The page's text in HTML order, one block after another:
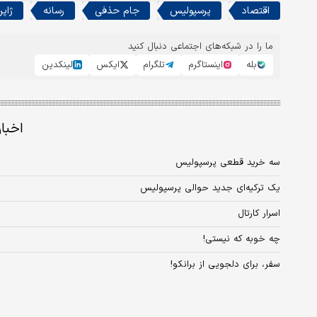
اقتصاد پرسپولیس جام حذفی رسانه
ما را در شبکه‌های اجتماعی دنبال کنید
بله
اینستاگرم تلگرام ایکس لینکدین
سه خرید قطعی پرسپولیس
یک ترکیه‌ای جدید حوالی پرسپولیس
اسرار کارتال
چه خوبه که نیستی!
سفر، برای دلجویی از برانکو!